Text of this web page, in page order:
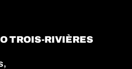
TROIS-RIVIÈRES